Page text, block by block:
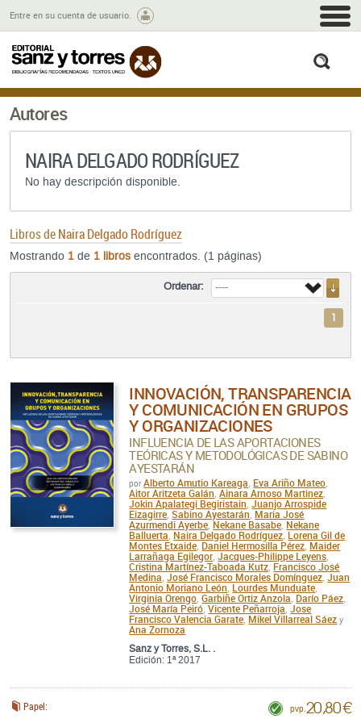
Entre en su cuenta de usuario.
Autores
NAIRA DELGADO RODRÍGUEZ
No hay descripción disponible.
Libros deNaira Delgado Rodríguez
Mostrando 1 de 1 libros encontrados. (1 páginas)
Ordenar:
1
INNOVACIÓN, TRANSPARENCIA
Y COMUNICACIÓN EN GRUPOS
Y ORGANIZACIONES
INFLUENCIA DE LAS APORTACIONES
TEÓRICAS Y METODOLÓGICAS DE SABINO
AYESTARÁN
por Alberto Amutio Kareaga Eva Ariño Mateo
Aitor Aritzeta Galán Ainara Arnoso Martinez
Jokin Apalategi Begiristain Juanjo Arrospide
Eizagirre ,Sabino Ayestarán Maria José
Azurmendi Ayerbe Nekane Basabe Nekane
Balluerta Naira Delgado Rodríguez Lorena Gil de
Montes Etxaide Daniel Hermosilla Pérez Maider
Larrañaga Egilegor Jacques-Philippe Leyens
Cristina Martínez-Taboada Kutz Francisco José
Medina José Francisco Morales Domínguez Juan
Antonio Moriano León Lourdes Munduate
Virginia Orengo ,Garbiñe Ortiz Anzola Darío Páez
José María Peiró ,Vicente Peñarroja Jose
Francisco Valencia Garate Mikel Villarreal Sáez y
Ana Zornoza
Sanz y Torres, S.L. .
Edición: 1ª 2017
Papel: pvp. 20,80 €